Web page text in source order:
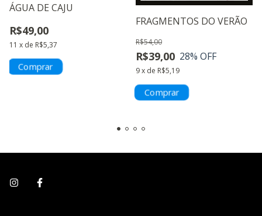
ÁGUA DE CAJU
R$49,00
11 x de R$5,37
FRAGMENTOS DO VERÃO
R$39,00
R$54,00
28% OFF
9x de R$5,19